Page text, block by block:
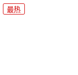
最热